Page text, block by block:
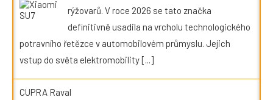
rýžovarů. V roce 2026 se tato značka
definitivně usadila na vrcholu technologického
potravního řetězce v automobilovém průmyslu. Jejich
vstup do světa elektromobility[...]
CUPRA Raval